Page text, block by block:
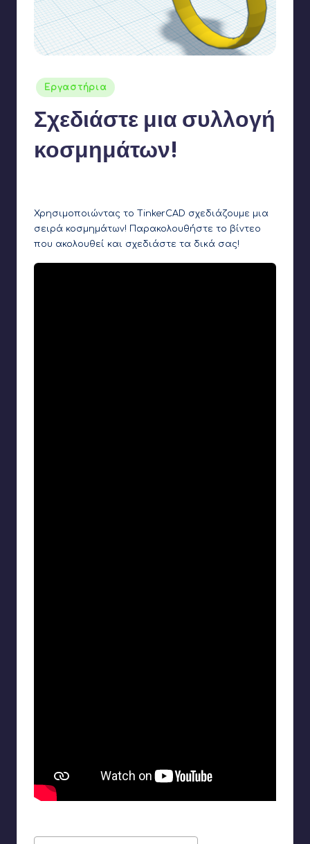
Αναρτήθηκε
σε
Εργαστήρια
Σχεδιάστε μια συλλογή
κοσμημάτων!
Χρησιμοποιώντας το TinkerCAD σχεδιάζουμε μια
σειρά κοσμημάτων! Παρακολουθήστε το βίντεο
που ακολουθεί και σχεδιάστε τα δικά σας!